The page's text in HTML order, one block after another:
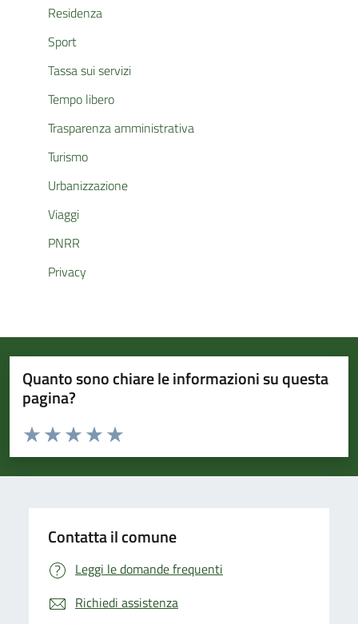
Residenza
Sport
Tassa sui servizi
Tempo libero
Trasparenza amministrativa
Turismo
Urbanizzazione
Viaggi
PNRR
Privacy
Quanto sono chiare le informazioni su questa
pagina?
Valuta da 1 a 5 stelle la pagina
Valuta 5 stelle su 5
Valuta 4 stelle su 5
Valuta 3 stelle su 5
Valuta 2 stelle su 5
Valuta 1 stelle su 5
Contatta il comune
Leggi le domande frequenti
Richiedi assistenza